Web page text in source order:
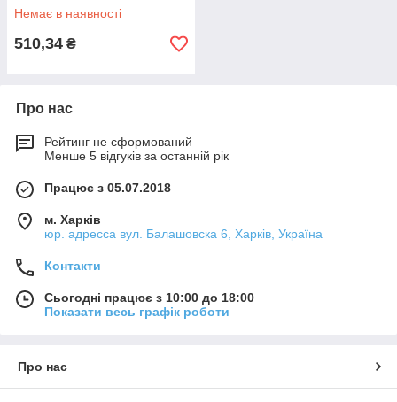
Немає в наявності
510,34 ₴
Про нас
Рейтинг не сформований
Менше 5 відгуків за останній рік
Працює з 05.07.2018
м. Харків
юр. адресса вул. Балашовска 6, Харків, Україна
Контакти
Сьогодні працює з 10:00 до 18:00
Показати весь графік роботи
Про нас